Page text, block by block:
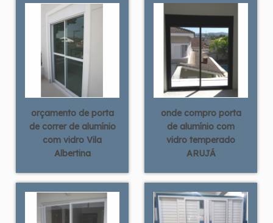
orçamento de porta
de correr de alumínio
com vidro Vila
Albertina
onde compro porta
de alumínio com
vidro temperado
ARUJÁ